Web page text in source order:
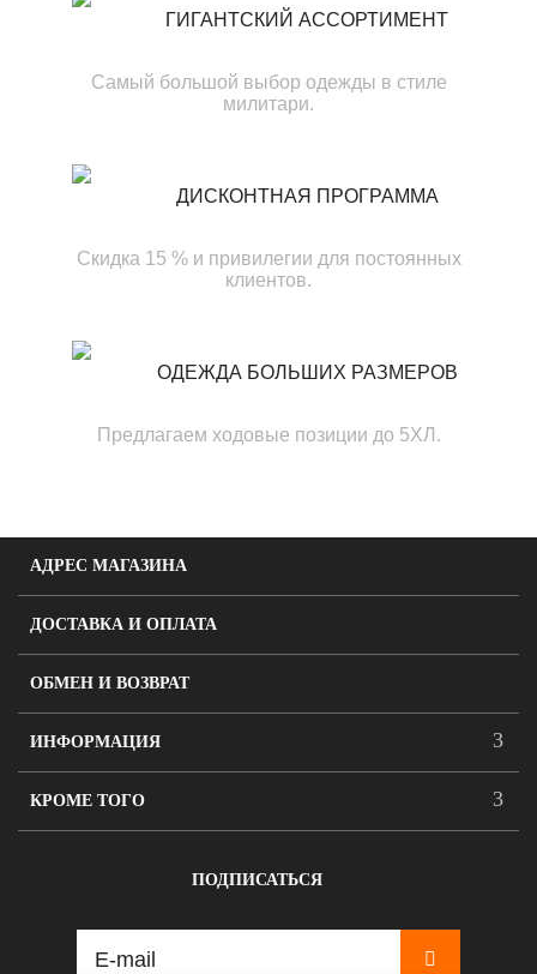
ГИГАНТСКИЙ АССОРТИМЕНТ
Самый большой выбор одежды в стиле
милитари.
ДИСКОНТНАЯ ПРОГРАММА
Скидка 15 % и привилегии для постоянных
клиентов.
ОДЕЖДА БОЛЬШИХ РАЗМЕРОВ
Предлагаем ходовые позиции до 5ХЛ.
АДРЕС МАГАЗИНА
ДОСТАВКА И ОПЛАТА
ОБМЕН И ВОЗВРАТ
ИНФОРМАЦИЯ
КРОМЕ ТОГО
ПОДПИСАТЬСЯ